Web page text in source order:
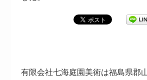
有限会社七海庭園美術は福島県郡